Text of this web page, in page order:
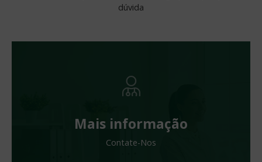
dúvida
Mais informação
Contate-Nos